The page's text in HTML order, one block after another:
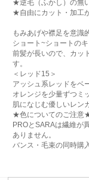
★逆毛（ふかし）の無
★自由にカット・加工
もみあげや襟足を意識
ショート~ショートの
前髪が長いので、カッ
す。
＜レッド15＞
アッシュ系レッドをベ
オレンジを少量ずつミ
肌になじむ優しいレン
★色についてのご注意
PROとSARAは繊維が
ありません。
バンス・毛束の同時購